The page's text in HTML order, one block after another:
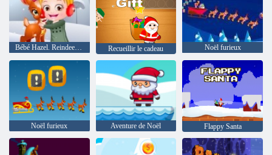
Bébé Hazel. Reindeer la surprise Recueillir le cadeau Noël furieux
Noël furieux Aventure de Noël Flappy Santa